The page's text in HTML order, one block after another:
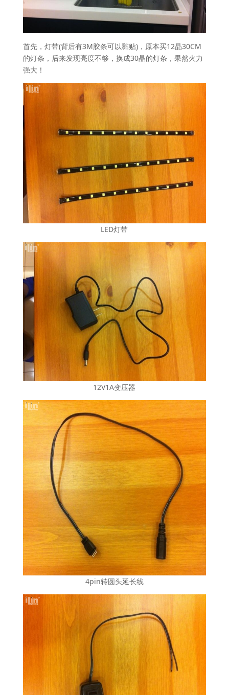
首先，灯带(背后有3M胶条可以黏贴)，原本买12晶30CM
的灯条，后来发现亮度不够，换成30晶的灯条，果然火力
强大！
LED灯带
12V1A变压器
4pin转圆头延长线